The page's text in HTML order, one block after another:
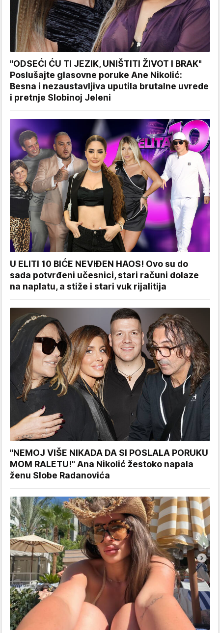
"ODSEĆI ĆU TI JEZIK, UNIŠTITI ŽIVOT I BRAK"
Poslušajte glasovne poruke Ane Nikolić:
Besna i nezaustavljiva uputila brutalne uvrede
i pretnje Slobinoj Jeleni
U ELITI 10 BIĆE NEVIĐEN HAOS! Ovo su do
sada potvrđeni učesnici, stari računi dolaze
na naplatu, a stiže i stari vuk rijalitija
"NEMOJ VIŠE NIKADA DA SI POSLALA PORUKU
MOM RALETU!" Ana Nikolić žestoko napala
ženu Slobe Radanovića